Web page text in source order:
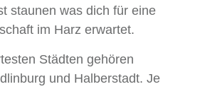
staunen was dich für eine
im Harz erwartet.
Städten gehören
und Halberstadt. Je